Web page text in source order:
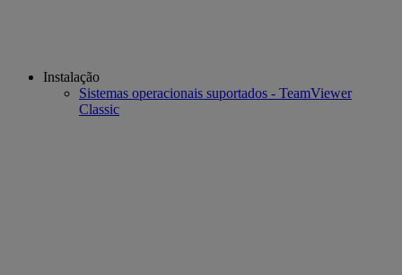
Instalação
Sistemas operacionais suportados - TeamViewer
Classic